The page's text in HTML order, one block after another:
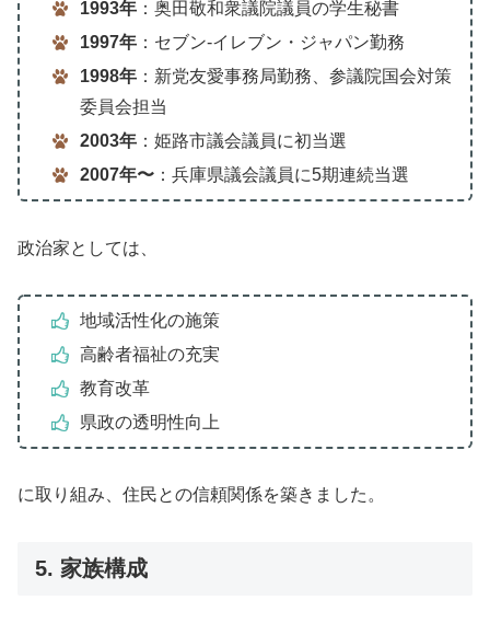
1993年：奥田敬和衆議院議員の学生秘書
1997年：セブン-イレブン・ジャパン勤務
1998年：新党友愛事務局勤務、参議院国会対策
委員会担当
2003年：姫路市議会議員に初当選
2007年〜：兵庫県議会議員に5期連続当選
政治家としては、
地域活性化の施策
高齢者福祉の充実
教育改革
県政の透明性向上
に取り組み、住民との信頼関係を築きました。
5. 家族構成